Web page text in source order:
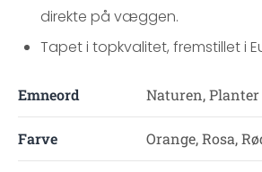
direkte på væggen.
Tapet i topkvalitet, fremstillet i
Emneord Naturen, Planter
Farve Orange, Rosa,